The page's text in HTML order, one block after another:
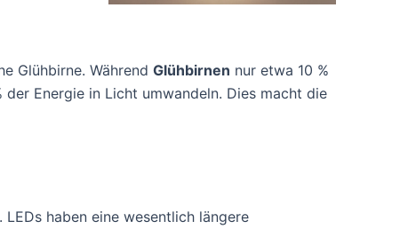
Glühbirne. Während Glühbirnen nur etwa 10 %
Energie in Licht umwandeln. Dies macht die
haben eine wesentlich längere